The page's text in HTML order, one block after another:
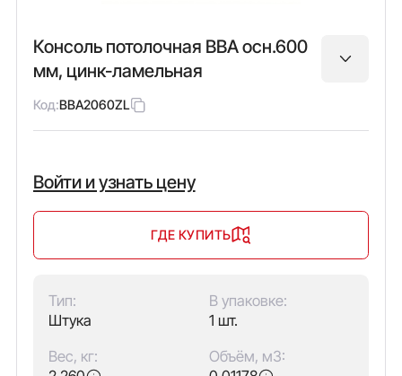
Консоль потолочная BBA осн.600
мм, цинк-ламельная
Код:BBA2060ZL
Войти и узнать цену
ГДЕ КУПИТЬ
Тип:
Штука
В упаковке:
1 шт.
Вес, кг:
Объём, м3: